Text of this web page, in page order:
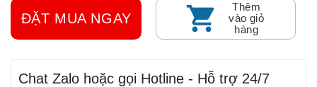
ĐẶT MUA NGAY
Thêm
vào giỏ
hàng
Chat Zalo hoặc gọi Hotline - Hỗ trợ 24/7